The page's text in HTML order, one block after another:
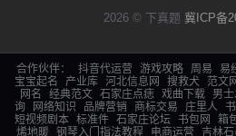
2026 © 下真题 冀ICP备
合作伙伴： 抖音代运营 游戏攻略 周易 易
宝宝起名
产业库 河北信息网 搜救犬 范文
网名
经典范文 石家庄点痣 戏曲下载 男
询
网络知识 品牌营销 商标交易 庄里人
短视频剧本 标准件 石家庄论坛 书包网 箱
烯地暖 钢琴入门指法教程 电商运营 吉林